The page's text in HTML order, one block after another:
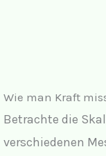
Wie man Kraft
Betrachte die
verschiedenen